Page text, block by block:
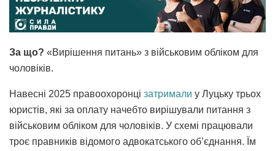
За що? «Вирішення питань» з військовим обліком для
чоловіків.
Навесні 2025 правоохоронці затримали у Луцьку трьох
юристів, які за оплату начебто вирішували питання з
військовим обліком для чоловіків. У схемі працювали
троє правників відомого адвокатського об’єднання. Їм